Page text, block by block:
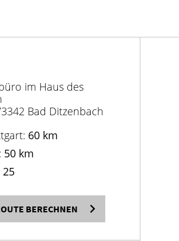
im Haus des
Bad Ditzenbach
60 km
50 km
25
BERECHNEN